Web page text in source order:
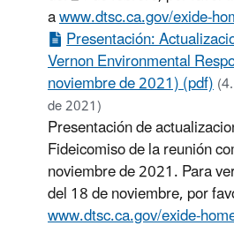
awww.dtsc.ca.gov/exide-
Presentación:
Vernon Environmental
noviembre de 2021) (pdf)
de 2021)
Presentación de
Fideicomiso de la reunión
noviembre de 2021. Para
del 18 de noviembre, por
www.dtsc.ca.gov/exide-